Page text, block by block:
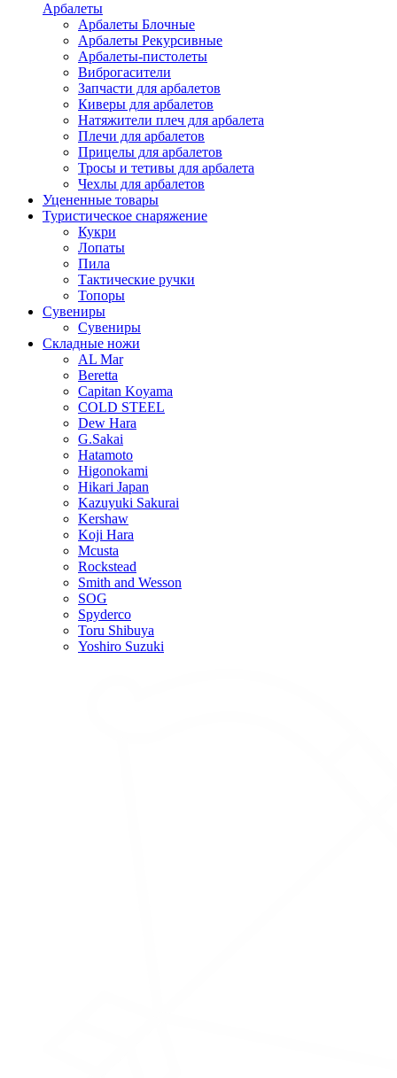
Арбалеты
Арбалеты Блочные
Арбалеты Рекурсивные
Арбалеты-пистолеты
Виброгасители
Запчасти для арбалетов
Киверы для арбалетов
Натяжители плеч для арбалета
Плечи для арбалетов
Прицелы для арбалетов
Тросы и тетивы для арбалета
Чехлы для арбалетов
Уцененные товары
Туристическое снаряжение
Кукри
Лопаты
Пила
Тактические ручки
Топоры
Сувениры
Сувениры
Складные ножи
AL Mar
Beretta
Capitan Koyama
COLD STEEL
Dew Hara
G.Sakai
Hatamoto
Higonokami
Hikari Japan
Kazuyuki Sakurai
Kershaw
Koji Hara
Mcusta
Rockstead
Smith and Wesson
SOG
Spyderco
Toru Shibuya
Yoshiro Suzuki